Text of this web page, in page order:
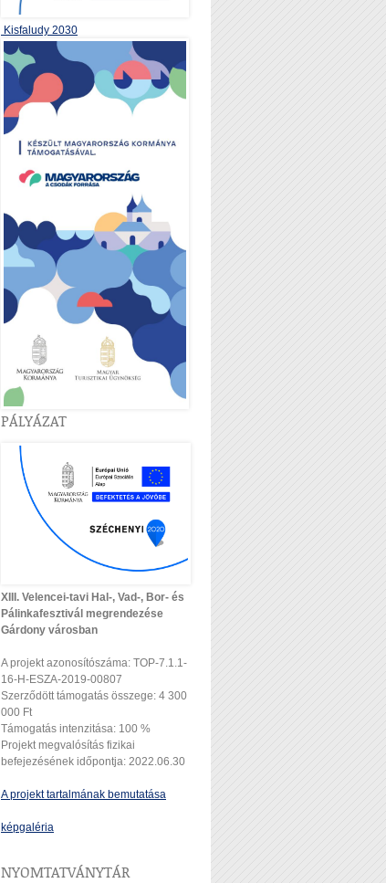
Kisfaludy 2030
PÁLYÁZAT
XIII. Velencei-tavi Hal-, Vad-, Bor- és
Pálinkafesztivál megrendezése
Gárdony városban
A projekt azonosítószáma: TOP-7.1.1-
16-H-ESZA-2019-00807
Szerződött támogatás összege: 4 300
000 Ft
Támogatás intenzitása: 100 %
Projekt megvalósítás fizikai
befejezésének időpontja: 2022.06.30
A projekt tartalmának bemutatása
képgaléria
NYOMTATVÁNYTÁR